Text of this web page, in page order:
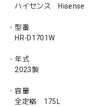
ハイセンス Hisense
・型番
HR-D1701W
・年式
2023製
・容量
全定格 175L